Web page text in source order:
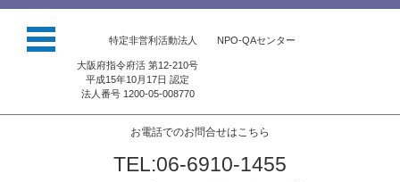
特定非営利活動法人 NPO-QAセンター
大阪府指令府活 第12-210号
平成15年10月17日 認定
法人番号 1200-05-008770
お電話でのお問合せはこちら
TEL:06-6910-1455